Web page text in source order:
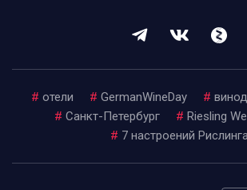
# отели # GermanWineDay #
# Санкт-Петербург # Riesling
# 7 настроений